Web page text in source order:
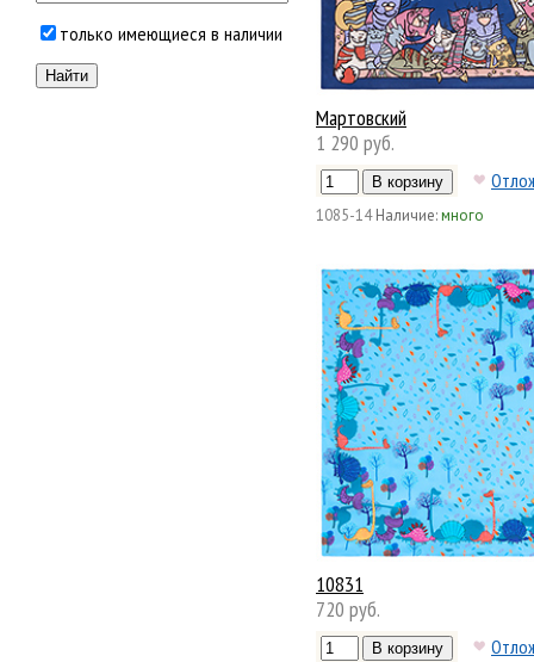
только имеющиеся в наличии
Мартовский
1 290 руб.
1085-14 Наличие:много
10831
720 руб.